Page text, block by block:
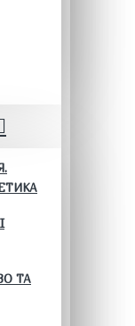
ТА